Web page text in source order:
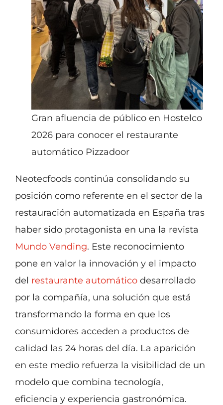
Gran afluencia de público en Hostelco
2026 para conocer el restaurante
automático Pizzadoor
Neotecfoods continúa consolidando su
posición como referente en el sector de la
restauración automatizada en España tras
haber sido protagonista en una la revista
Mundo Vending. Este reconocimiento
pone en valor la innovación y el impacto
del restaurante automáticodesarrollado
por la compañía, una solución que está
transformando la forma en que los
consumidores acceden a productos de
calidad las 24 horas del día. La aparición
en este medio refuerza la visibilidad de un
modelo que combina tecnología,
eficiencia y experiencia gastronómica.